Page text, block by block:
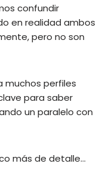
confundir
en realidad ambos
pero no son
muchos perfiles
para saber
un paralelo con
más de detalle…